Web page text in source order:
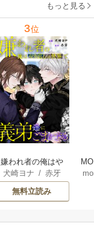
もっと見る
3位
嫌われ者の俺はや
り直しの世界で義
弟達にごまをする
（分冊版）
犬崎ヨナ / 赤牙
無料立読み